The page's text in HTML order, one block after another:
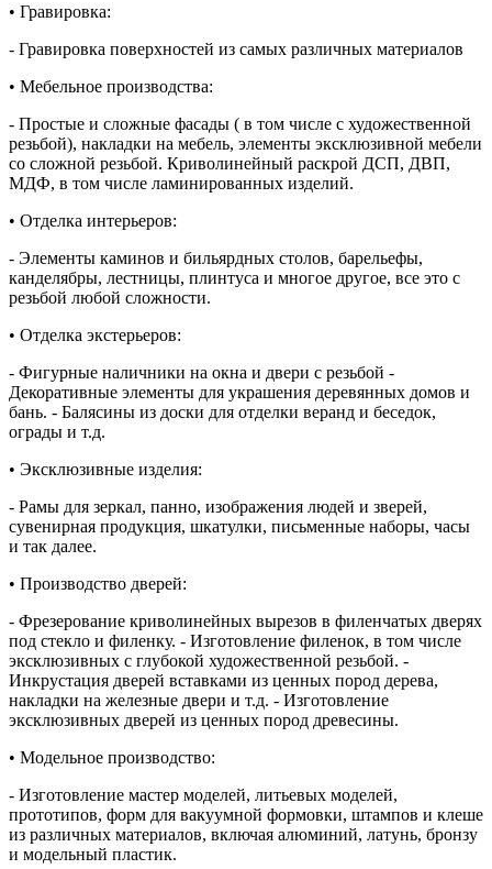
• Гравировка:
- Гравировка поверхностей из самых различных материалов
• Мебельное производства:
- Простые и сложные фасады ( в том числе с художественной
резьбой), накладки на мебель, элементы эксклюзивной мебели
со сложной резьбой. Криволинейный раскрой ДСП, ДВП,
МДФ, в том числе ламинированных изделий.
• Отделка интерьеров:
- Элементы каминов и бильярдных столов, барельефы,
канделябры, лестницы, плинтуса и многое другое, все это с
резьбой любой сложности.
• Отделка экстерьеров:
- Фигурные наличники на окна и двери с резьбой -
Декоративные элементы для украшения деревянных домов и
бань. - Балясины из доски для отделки веранд и беседок,
ограды и т.д.
• Эксклюзивные изделия:
- Рамы для зеркал, панно, изображения людей и зверей,
сувенирная продукция, шкатулки, письменные наборы, часы
и так далее.
• Производство дверей:
- Фрезерование криволинейных вырезов в филенчатых дверях
под стекло и филенку. - Изготовление филенок, в том числе
эксклюзивных с глубокой художественной резьбой. -
Инкрустация дверей вставками из ценных пород дерева,
накладки на железные двери и т.д. - Изготовление
эксклюзивных дверей из ценных пород древесины.
• Модельное производство:
- Изготовление мастер моделей, литьевых моделей,
прототипов, форм для вакуумной формовки, штампов и клеше
из различных материалов, включая алюминий, латунь, бронзу
и модельный пластик.